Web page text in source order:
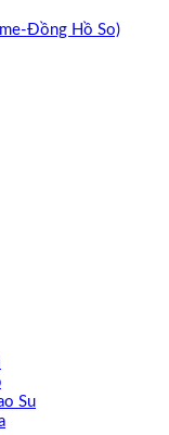
Đồng Hồ So)
Su